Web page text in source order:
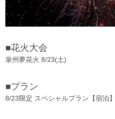
■花火大会
泉州夢花火 8/23(土)
■プラン
8/23限定 スペシャルプラン【宿泊